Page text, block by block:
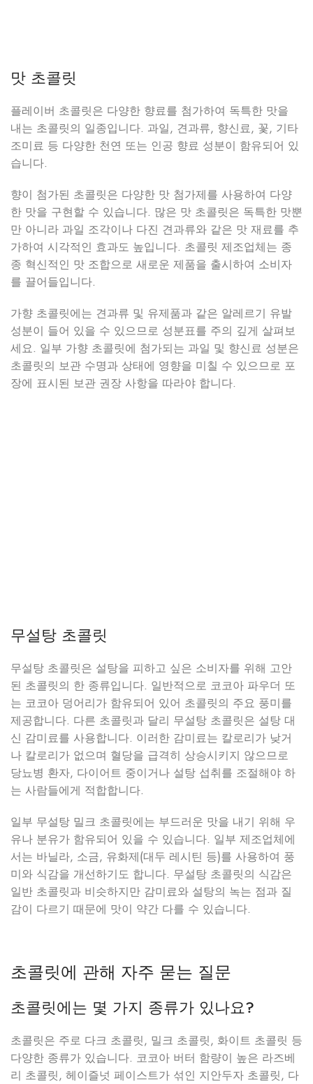
맛 초콜릿
플레이버 초콜릿은 다양한 향료를 첨가하여 독특한 맛을
내는 초콜릿의 일종입니다. 과일, 견과류, 향신료, 꽃, 기타
조미료 등 다양한 천연 또는 인공 향료 성분이 함유되어 있
습니다.
향이 첨가된 초콜릿은 다양한 맛 첨가제를 사용하여 다양
한 맛을 구현할 수 있습니다. 많은 맛 초콜릿은 독특한 맛뿐
만 아니라 과일 조각이나 다진 견과류와 같은 맛 재료를 추
가하여 시각적인 효과도 높입니다. 초콜릿 제조업체는 종
종 혁신적인 맛 조합으로 새로운 제품을 출시하여 소비자
를 끌어들입니다.
가향 초콜릿에는 견과류 및 유제품과 같은 알레르기 유발
성분이 들어 있을 수 있으므로 성분표를 주의 깊게 살펴보
세요. 일부 가향 초콜릿에 첨가되는 과일 및 향신료 성분은
초콜릿의 보관 수명과 상태에 영향을 미칠 수 있으므로 포
장에 표시된 보관 권장 사항을 따라야 합니다.
무설탕 초콜릿
무설탕 초콜릿은 설탕을 피하고 싶은 소비자를 위해 고안
된 초콜릿의 한 종류입니다. 일반적으로 코코아 파우더 또
는 코코아 덩어리가 함유되어 있어 초콜릿의 주요 풍미를
제공합니다. 다른 초콜릿과 달리 무설탕 초콜릿은 설탕 대
신 감미료를 사용합니다. 이러한 감미료는 칼로리가 낮거
나 칼로리가 없으며 혈당을 급격히 상승시키지 않으므로
당뇨병 환자, 다이어트 중이거나 설탕 섭취를 조절해야 하
는 사람들에게 적합합니다.
일부 무설탕 밀크 초콜릿에는 부드러운 맛을 내기 위해 우
유나 분유가 함유되어 있을 수 있습니다. 일부 제조업체에
서는 바닐라, 소금, 유화제(대두 레시틴 등)를 사용하여 풍
미와 식감을 개선하기도 합니다. 무설탕 초콜릿의 식감은
일반 초콜릿과 비슷하지만 감미료와 설탕의 녹는 점과 질
감이 다르기 때문에 맛이 약간 다를 수 있습니다.
초콜릿에 관해 자주 묻는 질문
초콜릿에는 몇 가지 종류가 있나요?
초콜릿은 주로 다크 초콜릿, 밀크 초콜릿, 화이트 초콜릿 등
다양한 종류가 있습니다. 코코아 버터 함량이 높은 라즈베
리 초콜릿, 헤이즐넛 페이스트가 섞인 지안두자 초콜릿, 다